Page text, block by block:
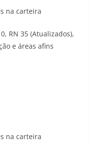
na carteira
RN 35 (Atualizados),
e áreas afins
na carteira